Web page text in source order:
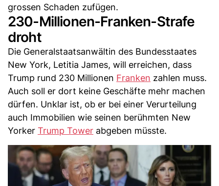
grossen Schaden zufügen.
230-Millionen-Franken-Strafe
droht
Die Generalstaatsanwältin des Bundesstaates
New York, Letitia James, will erreichen, dass
Trump rund 230 Millionen Franken zahlen muss.
Auch soll er dort keine Geschäfte mehr machen
dürfen. Unklar ist, ob er bei einer Verurteilung
auch Immobilien wie seinen berühmten New
Yorker Trump Tower abgeben müsste.